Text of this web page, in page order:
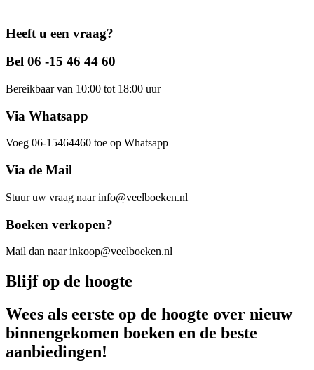
Heeft u een vraag?
Bel 06 -15 46 44 60
Bereikbaar van 10:00 tot 18:00 uur
Via Whatsapp
Voeg 06-15464460 toe op Whatsapp
Via de Mail
Stuur uw vraag naar info@veelboeken.nl
Boeken verkopen?
Mail dan naar inkoop@veelboeken.nl
Blijf op de hoogte
Wees als eerste op de hoogte over nieuw
binnengekomen boeken en de beste
aanbiedingen!